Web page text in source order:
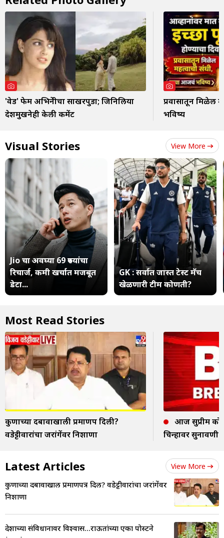
'वेड' फेम अभिनेत्रीचा साखरपुडा; जिनिलिया
देशमुखनेही केली कमेंट
प्रवासातून मिळेल
भविष्य
Visual Stories View More
Jio चा अवघ्या 69 रुपयांचा
रिचार्ज, कमी खर्चात मजबूत
डेटा...
GK : सर्वात जास्त टेस्ट मॅच
खेळणारी टीम कोणती?
Most Read Stories
कुणाच्या दबावाखाली प्रमाणपत्र दिली?
वडेट्टीवारांचा जरांगेंवर निशाणा
आज सुप्रीम
चिन्हावर सुनावणी
Latest Articles View More
कुणाच्या दबावाखाली प्रमाणपत्र दिली? वडेट्टीवारांचा जरांगेंवर
निशाणा
देशाच्या संविधानावर विश्वास...राऊतांच्या एका पोस्टने